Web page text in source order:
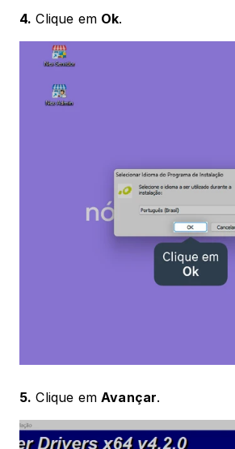
4. Clique em Ok.
5. Clique em Avançar.